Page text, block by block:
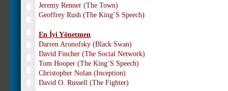
Jeremy Renner (The Town)
Geoffrey Rush (The King’S Speech)
En İyi Yönetmen
Darren Aronofsky (Black Swan)
David Fincher (The Social Network)
Tom Hooper (The King’S Speech)
Christopher Nolan (Inception)
David O. Russell (The Fighter)